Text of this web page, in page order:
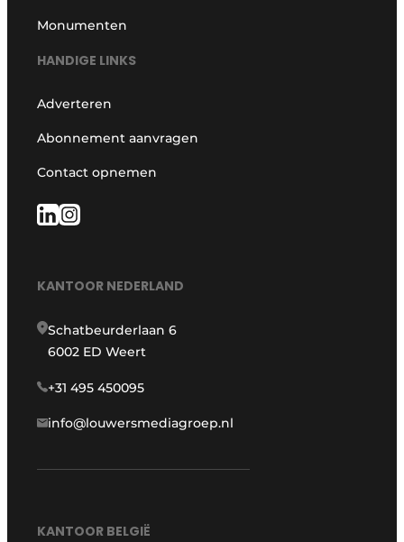
Monumenten
HANDIGE LINKS
Adverteren
Abonnement aanvragen
Contact opnemen
KANTOOR NEDERLAND
Schatbeurderlaan 6
6002 ED Weert
+31 495 450095
info@louwersmediagroep.nl
KANTOOR BELGIË